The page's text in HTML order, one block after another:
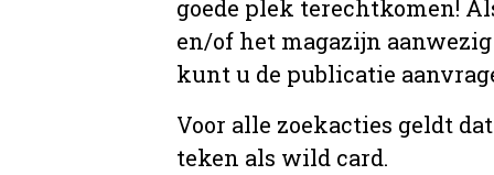
goede plek terechtkomen!
en/of het magazijn
kunt u de publicatie
Voor alle zoekacties geldt
teken als wild card.